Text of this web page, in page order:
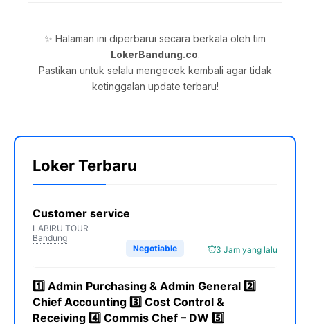
✨ Halaman ini diperbarui secara berkala oleh tim
LokerBandung.co.
Pastikan untuk selalu mengecek kembali agar tidak
ketinggalan update terbaru!
Loker Terbaru
Customer service
LABIRU TOUR
Bandung
3 Jam yang lalu
Negotiable
1️⃣ Admin Purchasing & Admin General 2️⃣
Chief Accounting 3️⃣ Cost Control &
Receiving 4️⃣ Commis Chef – DW 5️⃣